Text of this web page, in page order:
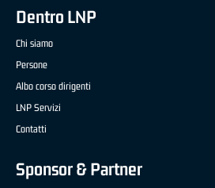
Dentro LNP
Chi siamo
Persone
Albo corso dirigenti
LNP Servizi
Contatti
Sponsor & Partner